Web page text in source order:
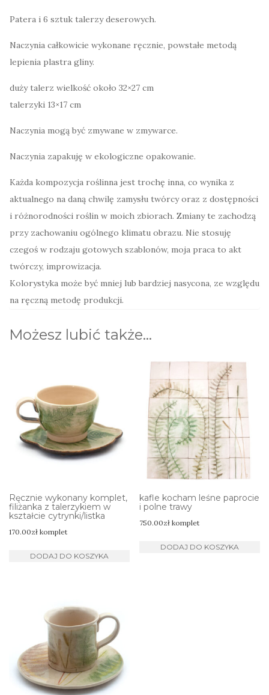
Patera i 6 sztuk talerzy deserowych.
Naczynia całkowicie wykonane ręcznie, powstałe metodą
lepienia plastra gliny.
duży talerz wielkość około 32×27 cm
talerzyki 13×17 cm
Naczynia mogą być zmywane w zmywarce.
Naczynia zapakuję w ekologiczne opakowanie.
Każda kompozycja roślinna jest trochę inna, co wynika z
aktualnego na daną chwilę zamysłu twórcy oraz z dostępności
i różnorodności roślin w moich zbiorach. Zmiany te zachodzą
przy zachowaniu ogólnego klimatu obrazu. Nie stosuję
czegoś w rodzaju gotowych szablonów, moja praca to akt
twórczy, improwizacja.
Kolorystyka może być mniej lub bardziej nasycona, ze względu
na ręczną metodę produkcji.
Możesz lubić także…
Ręcznie wykonany komplet,
filiżanka z talerzykiem w
kształcie cytrynki/listka
170.00zł komplet
DODAJ DO KOSZYKA
kafle kocham leśne paprocie
i polne trawy
750.00zł komplet
DODAJ DO KOSZYKA